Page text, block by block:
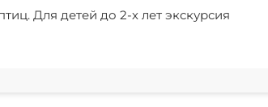
Для детей до 2-х лет экскурсия